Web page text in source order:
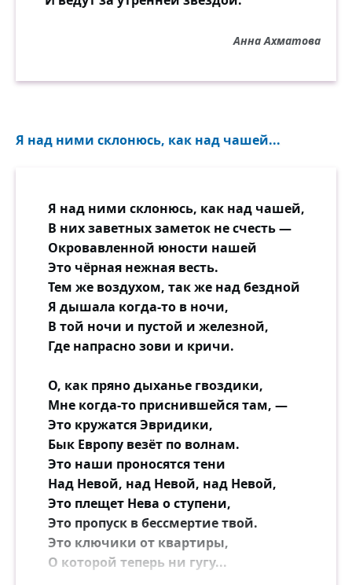
Анна Ахматова
Я над ними склонюсь, как над чашей...
Я над ними склонюсь, как над чашей,
В них заветных заметок не счесть —
Окровавленной юности нашей
Это чёрная нежная весть.
Тем же воздухом, так же над бездной
Я дышала когда-то в ночи,
В той ночи и пустой и железной,
Где напрасно зови и кричи.
О, как пряно дыханье гвоздики,
Мне когда-то приснившейся там, —
Это кружатся Эвридики,
Бык Европу везёт по волнам.
Это наши проносятся тени
Над Невой, над Невой, над Невой,
Это плещет Нева о ступени,
Это пропуск в бессмертие твой.
Это ключики от квартиры,
О которой теперь ни гугу...